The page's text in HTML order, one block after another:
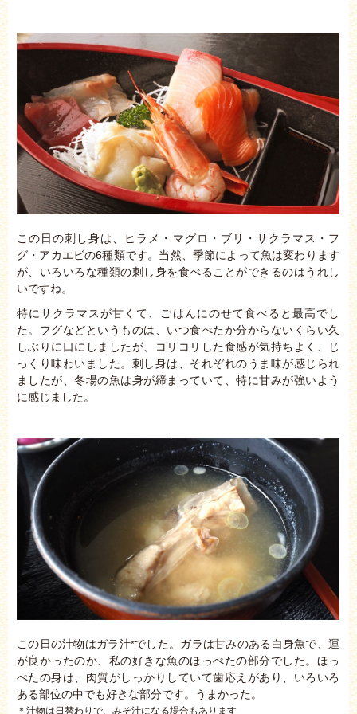
この日の刺し身は、ヒラメ・マグロ・ブリ・サクラマス・フ
グ・アカエビの6種類です。当然、季節によって魚は変わります
が、いろいろな種類の刺し身を食べることができるのはうれし
いですね。
特にサクラマスが甘くて、ごはんにのせて食べると最高でし
た。フグなどというものは、いつ食べたか分からないくらい久
しぶりに口にしましたが、コリコリした食感が気持ちよく、じ
っくり味わいました。刺し身は、それぞれのうま味が感じられ
ましたが、冬場の魚は身が締まっていて、特に甘みが強いよう
に感じました。
この日の汁物はガラ汁*でした。ガラは甘みのある白身魚で、運
が良かったのか、私の好きな魚のほっぺたの部分でした。ほっ
ぺたの身は、肉質がしっかりしていて歯応えがあり、いろいろ
ある部位の中でも好きな部分です。うまかった。
＊汁物は日替わりで、みそ汁になる場合もあります